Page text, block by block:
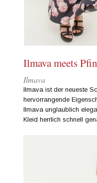
Ilmava meets
Ilmava
Ilmava ist der neueste
hervorrangende
Ilmava unglaublich
Kleid herrlich schnell